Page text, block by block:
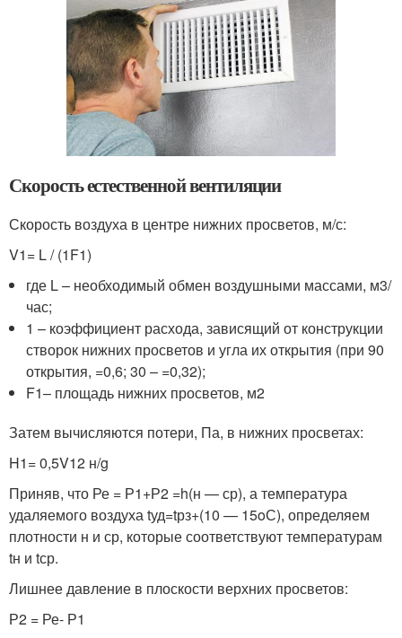
Скорость естественной вентиляции
Скорость воздуха в центре нижних просветов, м/с:
V1= L / (1F1)
где L – необходимый обмен воздушными массами, м3/
час;
1 – коэффициент расхода, зависящий от конструкции
створок нижних просветов и угла их открытия (при 90
открытия, =0,6; 30 – =0,32);
F1– площадь нижних просветов, м2
Затем вычисляются потери, Па, в нижних просветах:
H1= 0,5V12 н/g
Приняв, что Ре = Р1+Р2 =h(н — ср), а температура
удаляемого воздуха tуд=tрз+(10 — 15oС), определяем
плотности н и ср, которые соответствуют температурам
tн и tср.
Лишнее давление в плоскости верхних просветов:
Р2 = Ре- Р1